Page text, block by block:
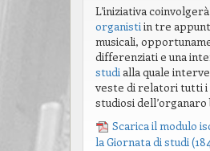
L’iniziativa
organisti in tre
musicali,
differenziati e una
studi alla quale
veste di relatori tutti i
studiosi dell’organaro
Scarica il modulo
la Giornata di studi